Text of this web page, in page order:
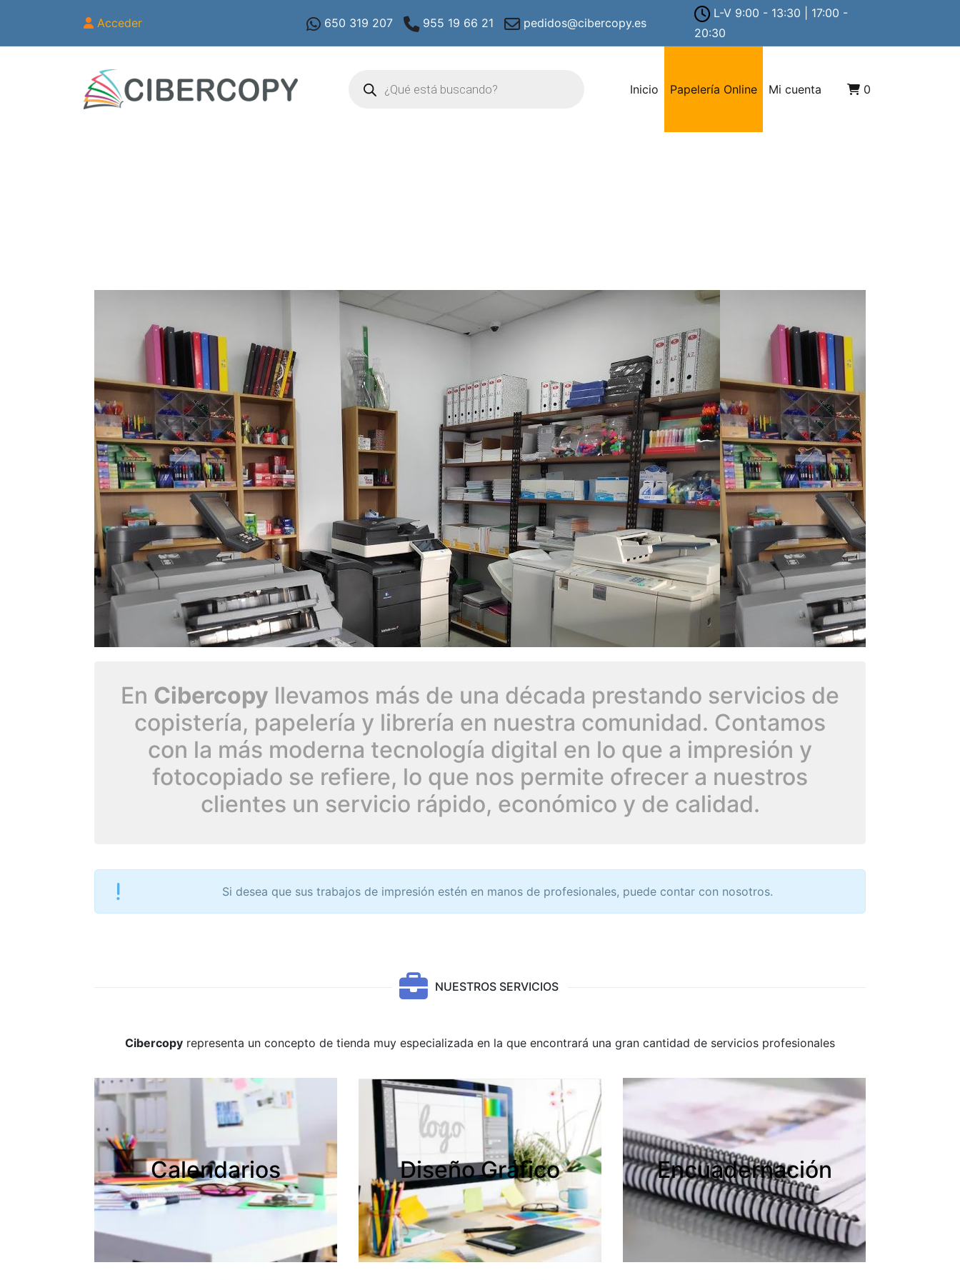
Acceder 650 319 207 955 19 66 21 pedidos@cibercopy.es
L-V 9:00 - 13:30 | 17:00 -
20:30
productos
Inicio Papelería Online Mi cuenta 0
En Cibercopy llevamos más de una década prestando servicios de
copistería, papelería y librería en nuestra comunidad. Contamos
con la más moderna tecnología digital en lo que a impresión y
fotocopiado se refiere, lo que nos permite ofrecer a nuestros
clientes un servicio rápido, económico y de calidad.
Si desea que sus trabajos de impresión estén en manos de profesionales, puede contar con nosotros.
NUESTROS SERVICIOS
Cibercopy representa un concepto de tienda muy especializada en la que encontrará una gran cantidad de servicios profesionales
Calendarios
Calendarios
Creamos tus calendarios
personalizados
Diseño Gráfico
Diseño Gráfico Encuadernación
Encuadernación